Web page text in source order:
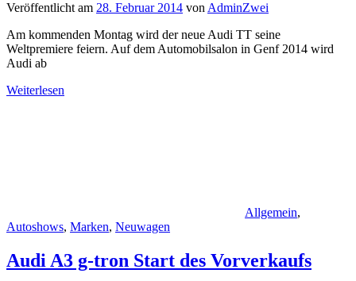
Veröffentlicht am 28. Februar 2014 von AdminZwei
Am kommenden Montag wird der neue Audi TT seine
Weltpremiere feiern. Auf dem Automobilsalon in Genf 2014 wird
Audi ab
Weiterlesen
Allgemein,
Autoshows, Marken, Neuwagen
Audi A3 g-tron Start des Vorverkaufs